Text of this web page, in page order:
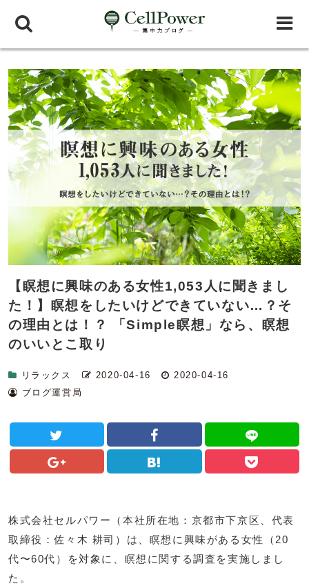
【瞑想に興味のある女性1,053人に聞きまし
た！】瞑想をしたいけどできていない…？そ
の理由とは！？ 「Simple瞑想」なら、瞑想
のいいとこ取り
リラックス 2020-04-16
2020-04-16
ブログ運営局
株式会社セルパワー（本社所在地：京都市下京区、代表
取締役：佐々木 耕司）は、瞑想に興味がある女性（20
代〜60代）を対象に、瞑想に関する調査を実施しまし
た。